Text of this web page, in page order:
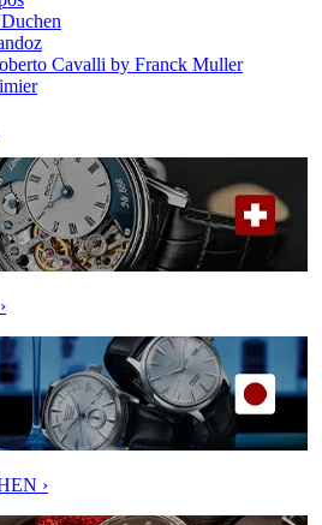
Cavalli by Franck Muller
›